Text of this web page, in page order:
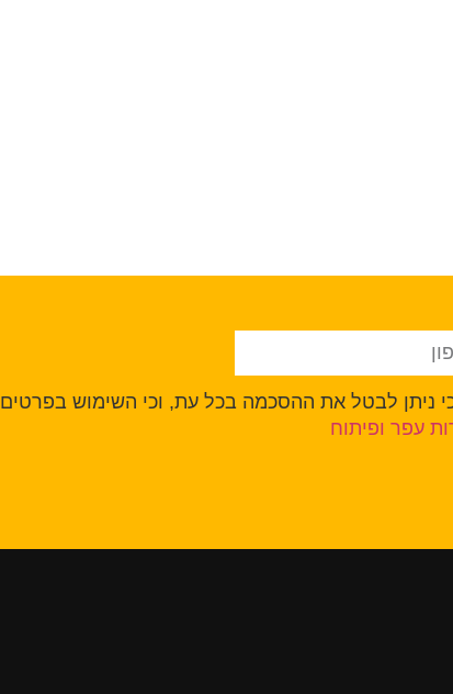
ניתן לבטל את ההסכמה בכל עת, וכי השימוש בפרטים
עפר ופיתוח